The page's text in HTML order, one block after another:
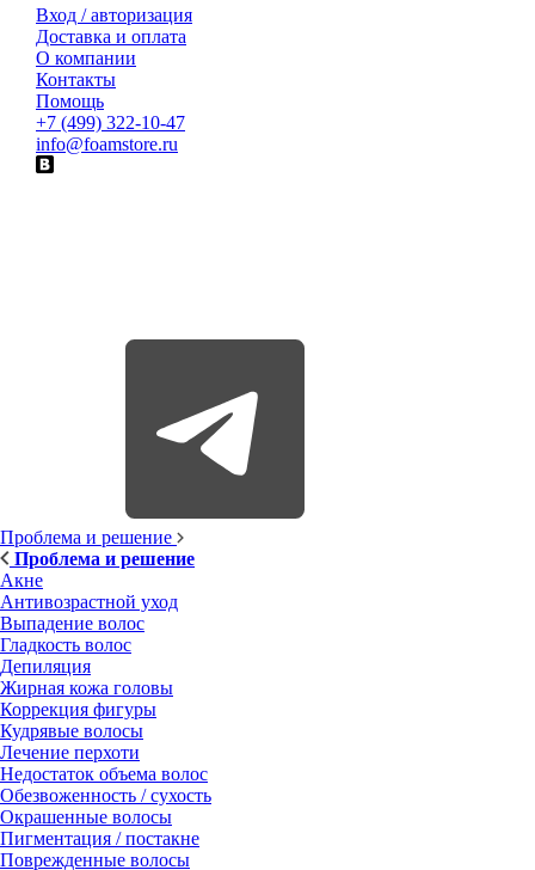
Вход / авторизация
Доставка и оплата
О компании
Контакты
Помощь
+7 (499) 322-10-47
info@foamstore.ru
Проблема и решение
Проблема и решение
Акне
Антивозрастной уход
Выпадение волос
Гладкость волос
Депиляция
Жирная кожа головы
Коррекция фигуры
Кудрявые волосы
Лечение перхоти
Недостаток объема волос
Обезвоженность / сухость
Окрашенные волосы
Пигментация / постакне
Поврежденные волосы